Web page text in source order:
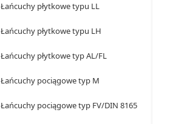
Łańcuchy płytkowe typu LL
Łańcuchy płytkowe typu LH
Łańcuchy płytkowe typ AL/FL
Łańcuchy pociągowe typ M
Łańcuchy pociągowe typ FV/DIN 8165